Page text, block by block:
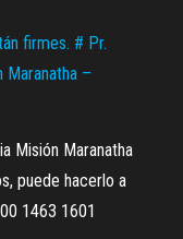
firmes. # Pr.
–
Misión Maranatha
puede hacerlo a
1463 1601